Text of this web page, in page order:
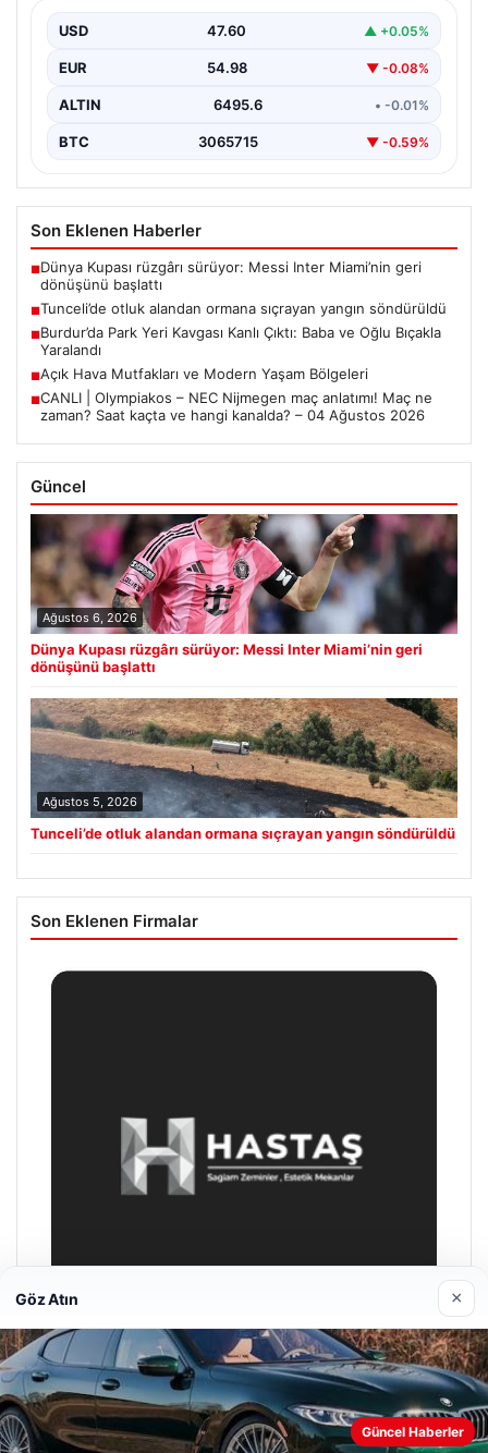
USD 47.60 ▲ +0.05%
EUR 54.98 ▼ -0.08%
ALTIN 6495.6 • -0.01%
BTC 3065715 ▼ -0.59%
Son Eklenen Haberler
■Dünya Kupası rüzgârı sürüyor: Messi Inter Miami’nin geri
dönüşünü başlattı
■Tunceli’de otluk alandan ormana sıçrayan yangın söndürüldü
■Burdur’da Park Yeri Kavgası Kanlı Çıktı: Baba ve Oğlu Bıçakla
Yaralandı
■Açık Hava Mutfakları ve Modern Yaşam Bölgeleri
■CANLI | Olympiakos – NEC Nijmegen maç anlatımı! Maç ne
zaman? Saat kaçta ve hangi kanalda? – 04 Ağustos 2026
Güncel
Ağustos 6, 2026
Dünya Kupası rüzgârı sürüyor: Messi Inter Miami’nin geri
dönüşünü başlattı
Ağustos 5, 2026
Tunceli’de otluk alandan ormana sıçrayan yangın söndürüldü
Son Eklenen Firmalar
Prenses Night Club
Nisan 29, 2026
Web sitemizi nasıl kullandığınızı daha iyi anlayabilmek,
Göz Atın ×
Güncel Haberler